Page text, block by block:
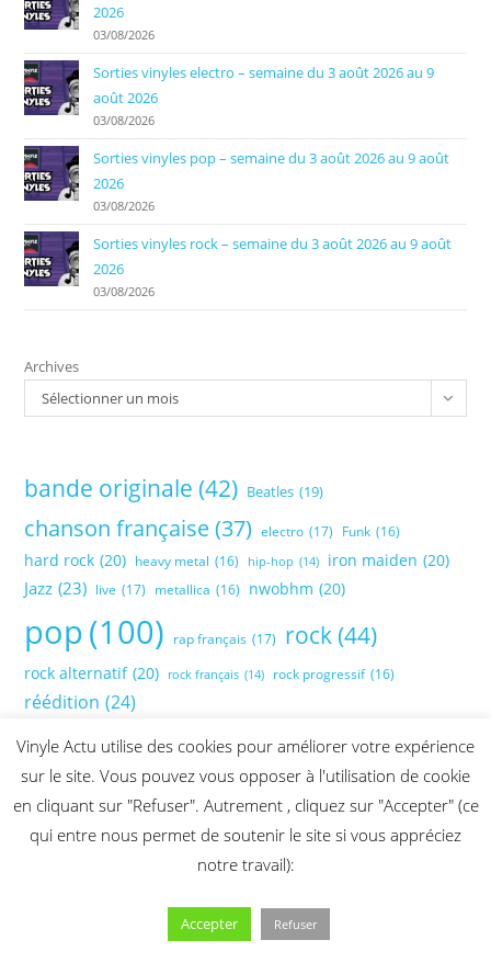
2026
03/08/2026
Sorties vinyles electro – semaine du 3 août 2026 au 9
août 2026
03/08/2026
Sorties vinyles pop – semaine du 3 août 2026 au 9 août
2026
03/08/2026
Sorties vinyles rock – semaine du 3 août 2026 au 9 août
2026
03/08/2026
Archives
Sélectionner un mois
bande originale (42) Beatles (19)
chanson française (37) electro (17) Funk (16)
hard rock (20) heavy metal (16) hip-hop (14) iron maiden (20)
Jazz (23) live (17) metallica (16) nwobhm (20)
pop(100) rap français (17) rock(44)
rock alternatif (20) rock français (14) rock progressif (16)
réédition (24)
Vinyle Actu utilise des cookies pour améliorer votre expérience
sur le site. Vous pouvez vous opposer à l'utilisation de cookie
en cliquant sur "Refuser". Autrement , cliquez sur "Accepter" (ce
qui entre nous permet de soutenir le site si vous appréciez
notre travail):
Accepter Refuser